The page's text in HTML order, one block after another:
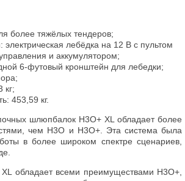
более тяжёлых тендеров;
электрическая лебёдка на 12 В с пультом
и аккумулятором;
6-футовый кронштейн для лебедки;
кг;
453,59 кг.
шлюпбалок H3O+ XL обладает более
чем H3O и H3O+. Эта система была
в более широком спектре сценариев,
обладает всеми преимуществами H3O+,